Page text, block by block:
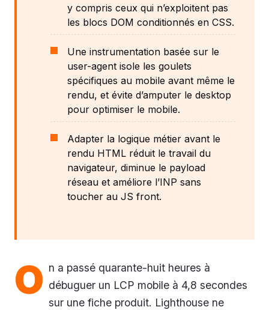
y compris ceux qui n’exploitent pas
les blocs DOM conditionnés en CSS.
Une instrumentation basée sur le
user-agent isole les goulets
spécifiques au mobile avant même le
rendu, et évite d’amputer le desktop
pour optimiser le mobile.
Adapter la logique métier avant le
rendu HTML réduit le travail du
navigateur, diminue le payload
réseau et améliore l’INP sans
toucher au JS front.
O n a passé quarante-huit heures à
débuguer un LCP mobile à 4,8 secondes
sur une fiche produit. Lighthouse ne